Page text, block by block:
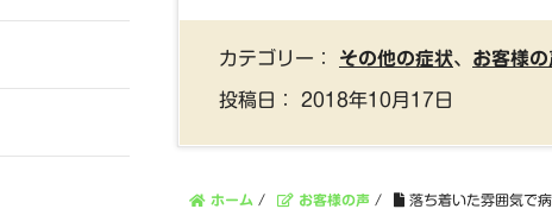
カテゴリー： その他の症状、 お客様
投稿日： 2018年10月17日
ホーム / お客様の声 / 落ち着いた雰囲気で